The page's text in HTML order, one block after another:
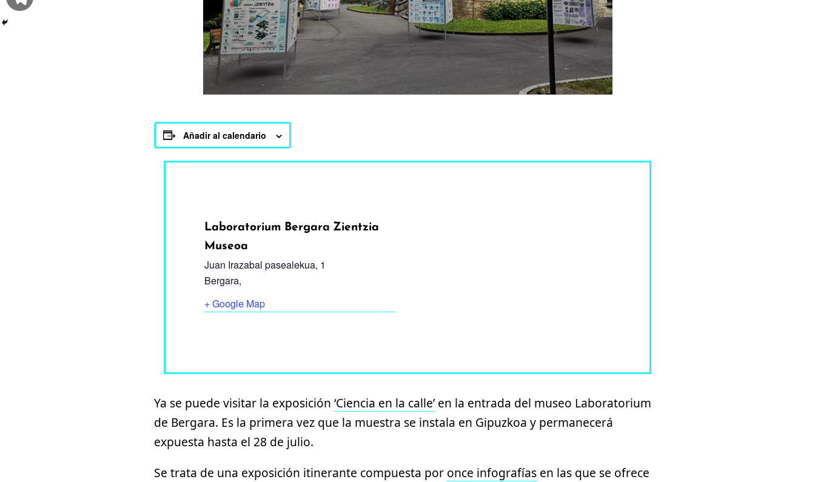
Añadir al calendario
Laboratorium Bergara Zientzia
Museoa
Juan Irazabal pasealekua, 1
Bergara,
+ Google Map
Ya se puede visitar la exposición ‘Ciencia en la calle’ en la entrada del museo Laboratorium
de Bergara. Es la primera vez que la muestra se instala en Gipuzkoa y permanecerá
expuesta hasta el 28 de julio.
Se trata de una exposición itinerante compuesta por once infografías en las que se ofrece